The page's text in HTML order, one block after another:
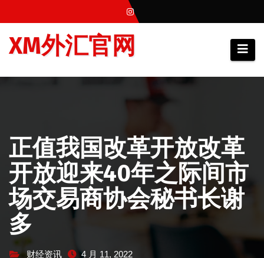
至
XM外汇官网
正值我国改革开放改革
开放迎来40年之际间市
场交易商协会秘书长谢
多
财经资讯 4 月 11, 2022